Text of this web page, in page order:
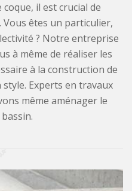
il est crucial de
êtes un particulier,
? Notre entreprise
à même de réaliser les
à la construction de
Experts en travaux
même aménager le